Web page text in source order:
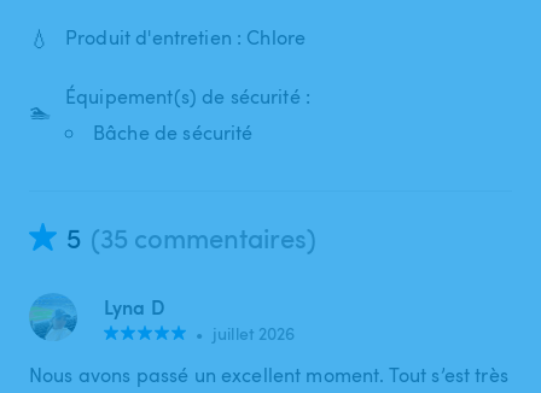
💧 Produit d'entretien : Chlore
🏊
Équipement(s) de sécurité :
Bâche de sécurité
5 (35 commentaires)
Lyna D
• juillet 2026
Nous avons passé un excellent moment. Tout s’est très